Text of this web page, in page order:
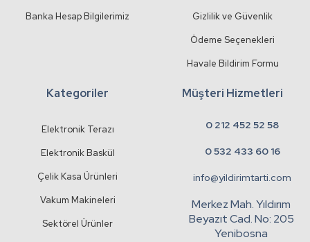
Banka Hesap Bilgilerimiz
Gizlilik ve Güvenlik
Ödeme Seçenekleri
Havale Bildirim Formu
Kategoriler
Elektronik Terazı
Elektronik Baskül
Çelik Kasa Ürünleri
Vakum Makineleri
Sektörel Ürünler
Müşteri Hizmetleri
0 212 452 52 58
0 532 433 60 16
info@yildirimtarti.com
Merkez Mah. Yıldırım
Beyazıt Cad. No: 205
Yenibosna